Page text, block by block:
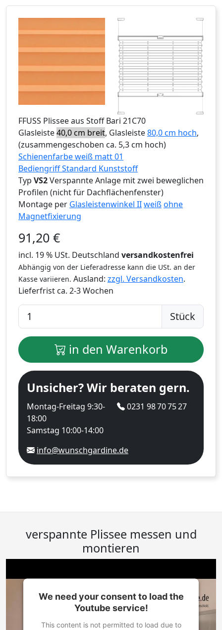
FFUSS Plissee aus Stoff Bari 21C70
Glasleiste40,0 cm breit, Glasleiste80,0 cm hoch,
(zusammengeschoben ca. 5,3 cm hoch)
Schienenfarbe weiß matt 01
Bediengriff Standard Kunststoff
Typ VS2Verspannte Anlage mit zwei beweglichen
Profilen (nicht für Dachflächenfenster)
Montage per Glasleistenwinkel IIweißohne
Magnetfixierung
91,20 €
incl. 19 % USt. Deutschland versandkostenfrei
Abhängig von der Lieferadresse kann die USt. an der
Kasse variieren. Ausland: zzgl. Versandkosten.
Lieferfrist ca. 2-3 Wochen
Stück
in den Warenkorb
Unsicher? Wir beraten gern.
Montag-Freitag 9:30-
18:00
Samstag 10:00-14:00
0231 98 70 75 27
info@wunschgardine.de
verspannte Plissee messen und
montieren
We need your consent to load the
Youtube service!
This content is not permitted to load due to